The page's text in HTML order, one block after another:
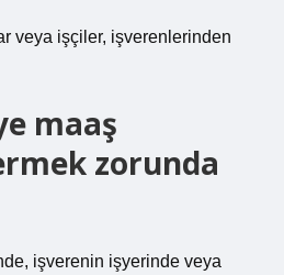
veya işçiler, işverenlerinden
maaş
zorunda
işverenin işyerinde veya